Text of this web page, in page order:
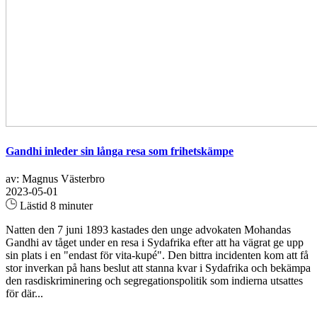
Gandhi inleder sin långa resa som frihetskämpe
av: Magnus Västerbro
2023-05-01
Lästid 8 minuter
Natten den 7 juni 1893 kastades den unge advokaten Mohandas
Gandhi av tåget under en resa i Sydafrika efter att ha vägrat ge upp
sin plats i en "endast för vita-kupé". Den bittra incidenten kom att få
stor inverkan på hans beslut att stanna kvar i Sydafrika och bekämpa
den rasdiskriminering och segregationspolitik som indierna utsattes
för där...